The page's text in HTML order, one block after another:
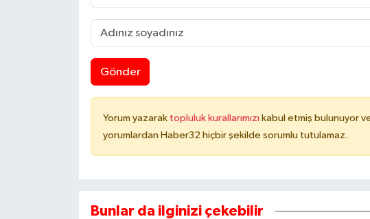
Gönder
Yorum yazarak topluluk kurallarımızı kabul etmiş bulunuyor
yorumlardan Haber32 hiçbir şekilde sorumlu tutulamaz.
Bunlar da ilginizi çekebilir